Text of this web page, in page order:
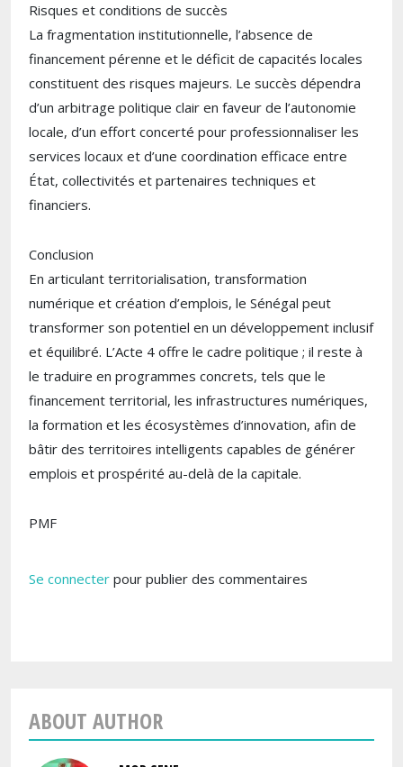
Risques et conditions de succès
La fragmentation institutionnelle, l’absence de
financement pérenne et le déficit de capacités locales
constituent des risques majeurs. Le succès dépendra
d’un arbitrage politique clair en faveur de l’autonomie
locale, d’un effort concerté pour professionnaliser les
services locaux et d’une coordination efficace entre
État, collectivités et partenaires techniques et
financiers.
Conclusion
En articulant territorialisation, transformation
numérique et création d’emplois, le Sénégal peut
transformer son potentiel en un développement inclusif
et équilibré. L’Acte 4 offre le cadre politique ; il reste à
le traduire en programmes concrets, tels que le
financement territorial, les infrastructures numériques,
la formation et les écosystèmes d’innovation, afin de
bâtir des territoires intelligents capables de générer
emplois et prospérité au-delà de la capitale.
PMF
Se connecter pour publier des commentaires
ABOUT AUTHOR